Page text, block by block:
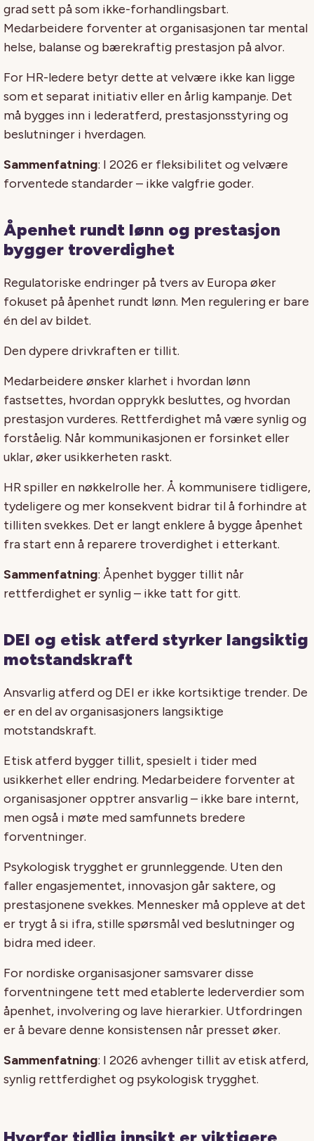
grad sett på som ikke-forhandlingsbart.
Medarbeidere forventer at organisasjonen tar mental
helse, balanse og bærekraftig prestasjon på alvor.
For HR-ledere betyr dette at velvære ikke kan ligge
som et separat initiativ eller en årlig kampanje. Det
må bygges inn i lederatferd, prestasjonsstyring og
beslutninger i hverdagen.
Sammenfatning: I 2026 er fleksibilitet og velvære
forventede standarder – ikke valgfrie goder.
Åpenhet rundt lønn og prestasjon
bygger troverdighet
Regulatoriske endringer på tvers av Europa øker
fokuset på åpenhet rundt lønn. Men regulering er bare
én del av bildet.
Den dypere drivkraften er tillit.
Medarbeidere ønsker klarhet i hvordan lønn
fastsettes, hvordan opprykk besluttes, og hvordan
prestasjon vurderes. Rettferdighet må være synlig og
forståelig. Når kommunikasjonen er forsinket eller
uklar, øker usikkerheten raskt.
HR spiller en nøkkelrolle her. Å kommunisere tidligere,
tydeligere og mer konsekvent bidrar til å forhindre at
tilliten svekkes. Det er langt enklere å bygge åpenhet
fra start enn å reparere troverdighet i etterkant.
Sammenfatning: Åpenhet bygger tillit når
rettferdighet er synlig – ikke tatt for gitt.
DEI og etisk atferd styrker langsiktig
motstandskraft
Ansvarlig atferd og DEI er ikke kortsiktige trender. De
er en del av organisasjoners langsiktige
motstandskraft.
Etisk atferd bygger tillit, spesielt i tider med
usikkerhet eller endring. Medarbeidere forventer at
organisasjoner opptrer ansvarlig – ikke bare internt,
men også i møte med samfunnets bredere
forventninger.
Psykologisk trygghet er grunnleggende. Uten den
faller engasjementet, innovasjon går saktere, og
prestasjonene svekkes. Mennesker må oppleve at det
er trygt å si ifra, stille spørsmål ved beslutninger og
bidra med ideer.
For nordiske organisasjoner samsvarer disse
forventningene tett med etablerte lederverdier som
åpenhet, involvering og lave hierarkier. Utfordringen
er å bevare denne konsistensen når presset øker.
Sammenfatning: I 2026 avhenger tillit av etisk atferd,
synlig rettferdighet og psykologisk trygghet.